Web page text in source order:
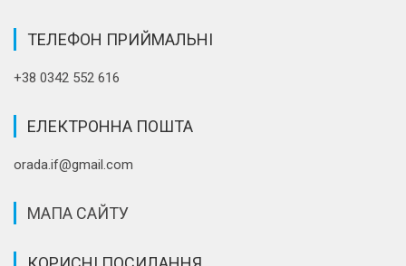
ТЕЛЕФОН ПРИЙМАЛЬНІ
+38 0342 552 616
ЕЛЕКТРОННА ПОШТА
orada.if@gmail.com
МАПА САЙТУ